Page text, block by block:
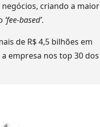
criando a maior
‘fee-based’.
de R$ 4,5 bilhões em
empresa nos top 30 dos